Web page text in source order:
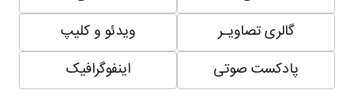
گالری تصاویـر
ویدئو و کلیپ
پادکست صوتی
اینفوگرافیک